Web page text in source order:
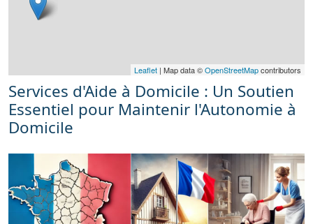
Leaflet | Map data ©OpenStreetMapcontributors
Services d'Aide à Domicile : Un Soutien
Essentiel pour Maintenir l'Autonomie à
Domicile